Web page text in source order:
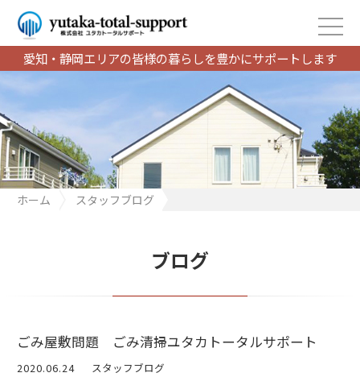
愛知・静岡エリアの皆様の暮らしを豊かにサポートします
ホーム
スタッフブログ
ブログ
ごみ屋敷問題 ごみ清掃ユタカトータルサポート
2020.06.24 スタッフブログ